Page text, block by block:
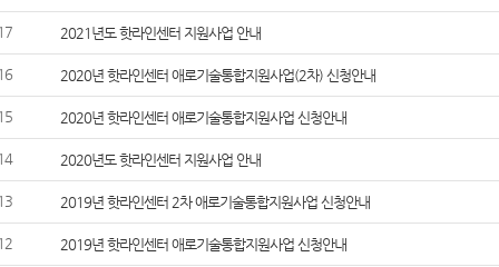
2021년도 핫라인센터 지원사업 안내
2020년 핫라인센터 애로기술통합지원사업(2차) 신청안내
2020년 핫라인센터 애로기술통합지원사업 신청안내
2020년도 핫라인센터 지원사업 안내
2019년 핫라인센터 2차 애로기술통합지원사업 신청안내
2019년 핫라인센터 애로기술통합지원사업 신청안내